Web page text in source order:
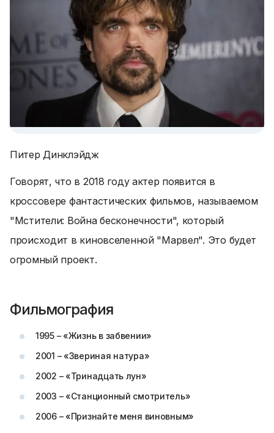
Питер Динклэйдж
Говорят, что в 2018 году актер появится в
кроссовере фантастических фильмов, называемом
"Мстители: Война бесконечности", который
происходит в киновселенной "Марвел". Это будет
огромный проект.
Фильмография
1995 – «Жизнь в забвении»
2001 – «Звериная натура»
2002 – «Тринадцать лун»
2003 – «Станционный смотритель»
2006 – «Признайте меня виновным»